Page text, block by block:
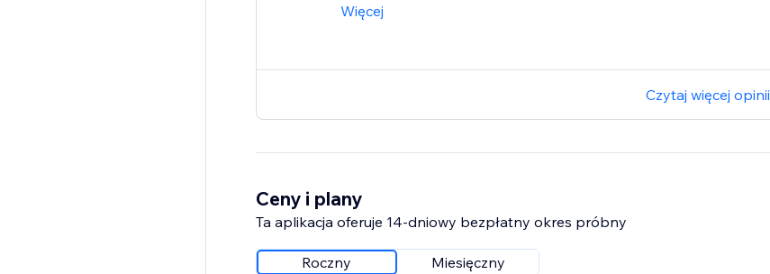
Więcej
Czytaj więcej opinii
Ceny i plany
Ta aplikacja oferuje 14-dniowy bezpłatny okres próbny
Roczny Miesięczny